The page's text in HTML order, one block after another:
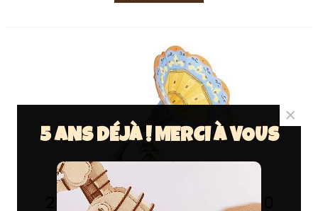
15 09
5 ANS DÉJÀ ! MERCI À VOUS
×